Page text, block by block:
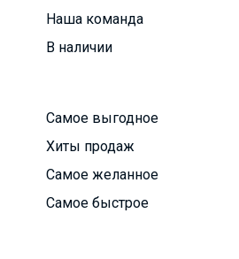
Наша команда
В наличии
Самое выгодное
Хиты продаж
Самое желанное
Самое быстрое